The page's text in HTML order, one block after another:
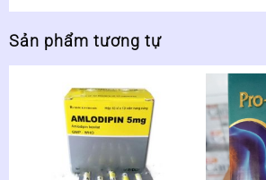
Sản phẩm tương tự